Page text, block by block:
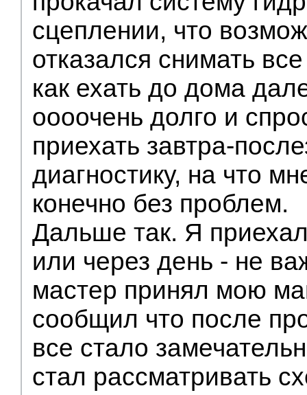
сцеплении, что
отказался снимать
как ехать до дома
оооочень долго и
приехать завтра-
диагностику, на что
конечно без проблем.
Дальше так. Я
или через день - не
мастер принял мою
сообщил что после
все стало
стал рассматривать